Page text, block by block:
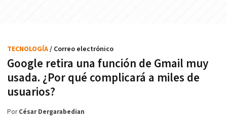
Google retira una función de Gmail muy
usada. ¿Por qué complicará a miles de
usuarios?
TECNOLOGÍA/ Correo electrónico
PorCésar Dergarabedian